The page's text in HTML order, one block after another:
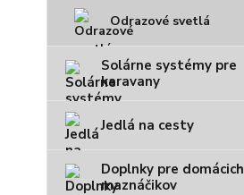
Odrazové svetlá
Solárne systémy pre
karavany
Jedlá na cesty
Doplnky pre domácich
maznáčikov